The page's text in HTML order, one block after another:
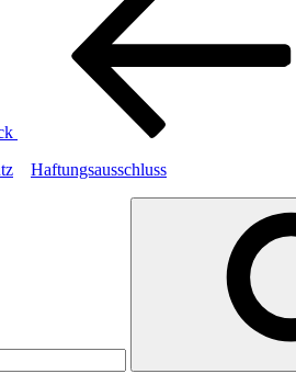
Haftungsausschluss